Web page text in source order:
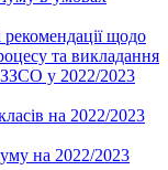
щодо
та викладання
ЗЗСО у 2022/2023
на 2022/2023
на 2022/2023